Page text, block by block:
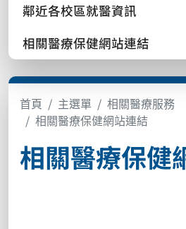
鄰近各校區就醫資訊
相關醫療保健網站連結
首頁 主選單
相關醫療服務
相關醫療保健網站連結
相關醫療保健